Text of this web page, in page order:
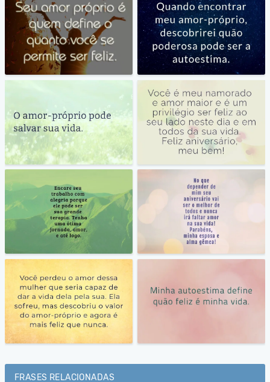
FRASES RELACIONADAS